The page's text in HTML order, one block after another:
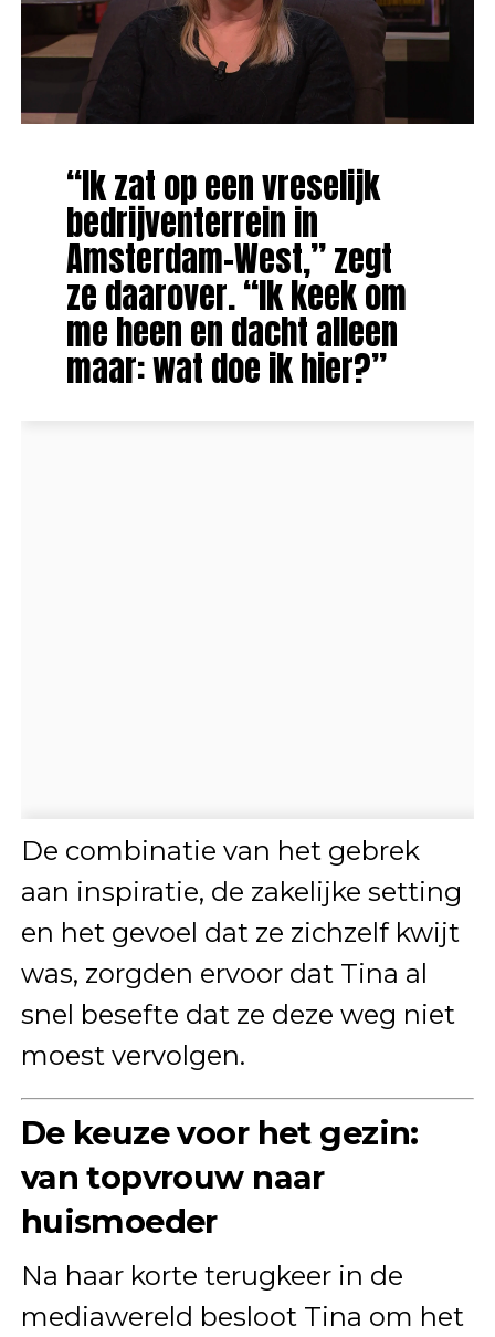
“Ik zat op een vreselijk
bedrijventerrein in
Amsterdam-West,” zegt
ze daarover. “Ik keek om
me heen en dacht alleen
maar: wat doe ik hier?”
De combinatie van het gebrek
aan inspiratie, de zakelijke setting
en het gevoel dat ze zichzelf kwijt
was, zorgden ervoor dat Tina al
snel besefte dat ze deze weg niet
moest vervolgen.
De keuze voor het gezin:
van topvrouw naar
huismoeder
Na haar korte terugkeer in de
mediawereld besloot Tina om het